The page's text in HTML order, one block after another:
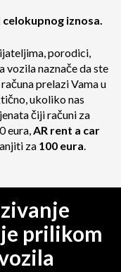
iznosa.
porodici,
naznače da ste
prelazi Vama u
ukoliko nas
čiji računi za
eura,AR rent a car
za 100 eura.
prilikom